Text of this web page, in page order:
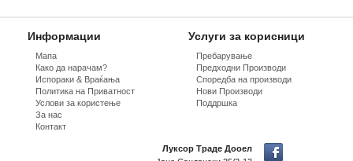
Информации
Мапа
Како да нарачам?
Испораки & Враќања
Политика на Приватност
Услови за користење
За нас
Контакт
Услуги за корисници
Пребарување
Предходни Производи
Споредба на производи
Нови Производи
Поддршка
Луксор Траде Дооел